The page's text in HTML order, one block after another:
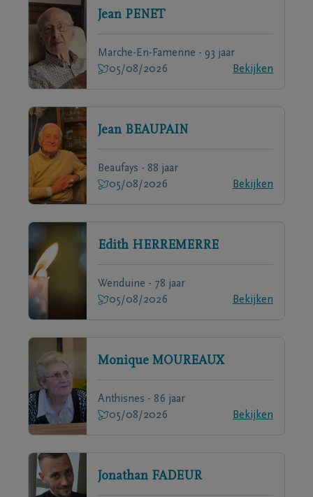
Jean PENET
Marche-En-Famenne - 93 jaar
05/08/2026
Bekijken
Jean BEAUPAIN
Beaufays - 88 jaar
05/08/2026
Bekijken
Edith HERREMERRE
Wenduine - 78 jaar
05/08/2026
Bekijken
Monique MOUREAUX
Anthisnes - 86 jaar
05/08/2026
Bekijken
Jonathan FADEUR